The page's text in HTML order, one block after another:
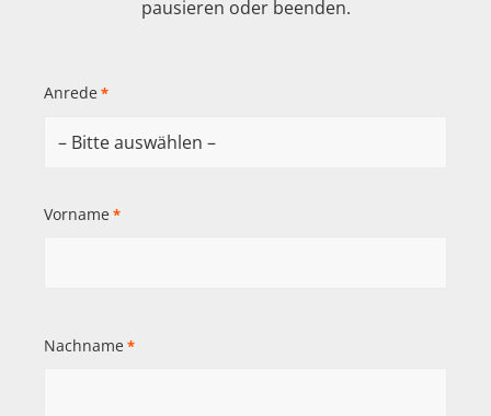
pausieren oder beenden.
Anrede *
Vorname *
Nachname *